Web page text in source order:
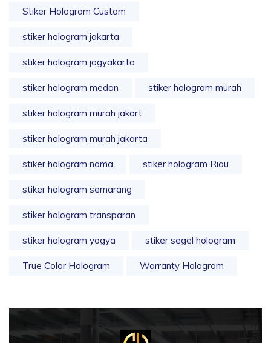
Stiker Hologram Custom
stiker hologram jakarta
stiker hologram jogyakarta
stiker hologram medan stiker hologram murah
stiker hologram murah jakart
stiker hologram murah jakarta
stiker hologram nama stiker hologram Riau
stiker hologram semarang
stiker hologram transparan
stiker hologram yogya stiker segel hologram
True Color Hologram Warranty Hologram